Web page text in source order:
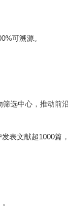
可溯源。
选中心，推动前沿
表文献超1000篇